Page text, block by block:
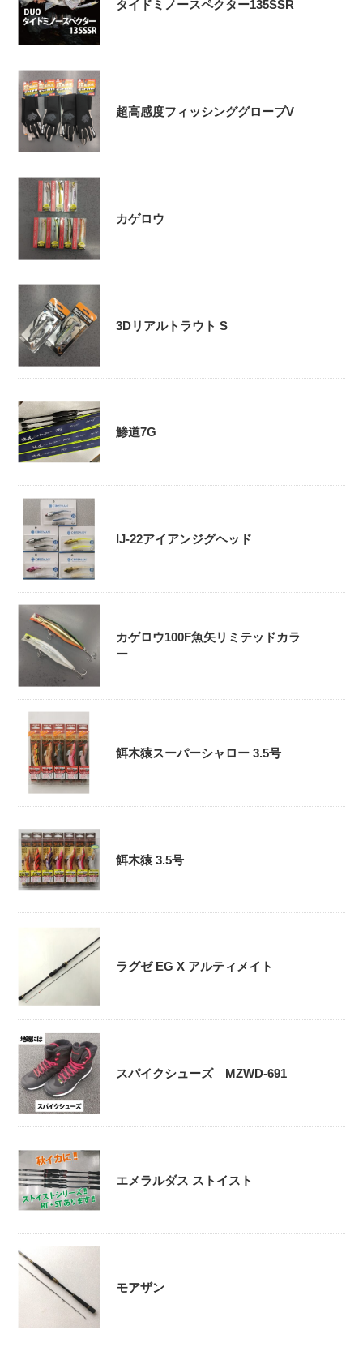
タイドミノースペクター135SSR
超高感度フィッシンググローブV
カゲロウ
3Dリアルトラウト S
鯵道7G
IJ-22アイアンジグヘッド
カゲロウ100F魚矢リミテッドカラ
ー
餌木猿スーパーシャロー 3.5号
餌木猿 3.5号
ラグゼ EG X アルティメイト
スパイクシューズ MZWD-691
エメラルダス ストイスト
モアザン